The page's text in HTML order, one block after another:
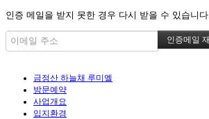
인증 메일을 받지 못한 경우 다시 받을 수 있습니다.
금정산 하늘채 루미엘
방문예약
사업개요
입지환경